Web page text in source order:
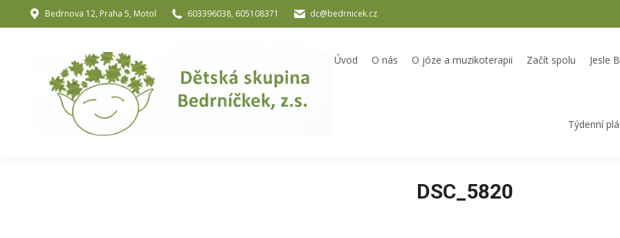
Bedrnova 12, Praha 5, Motol 603396038, 605108371 dc@bedrnicek.cz
Úvod O nás O józe a muzikoterapii Začít spolu Jesle
Týdenní
DSC_5820
Úvod O nás O józe a muzikoterapii Začít spolu Jesle Bedrníček Školka Bedrníček